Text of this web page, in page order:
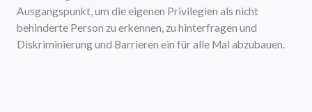
Ausgangspunkt, um die eigenen Privilegien als nicht
behinderte Person zu erkennen, zu hinterfragen und
Diskriminierung und Barrieren ein für alle Mal abzubauen.